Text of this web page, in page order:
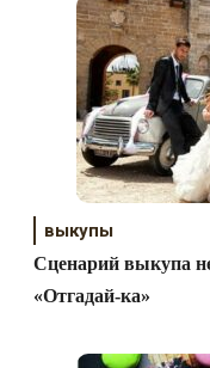
выкупы
Сценарий выкупа
«Отгадай-ка»